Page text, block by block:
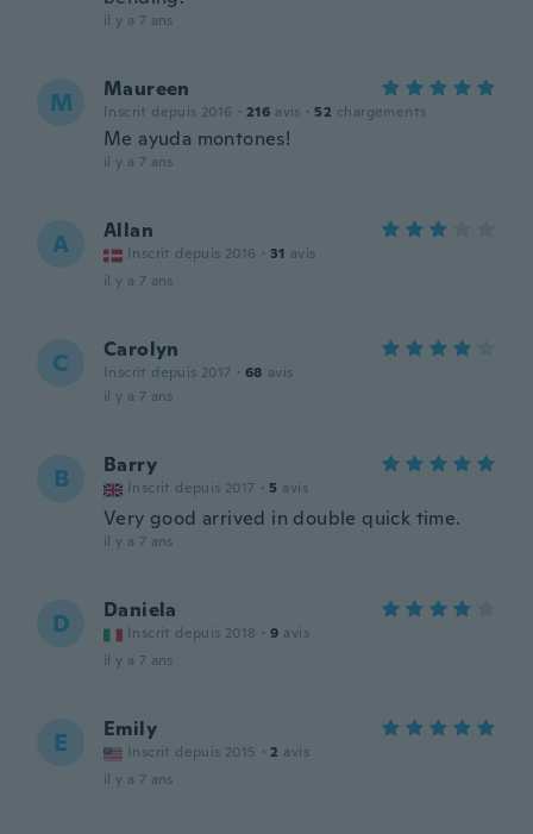
il y a 7 ans
M Maureen
Inscrit depuis 2016 · 216 avis · 52 chargements
Me ayuda montones!
il y a 7 ans
A Allan
Inscrit depuis 2016 · 31 avis
il y a 7 ans
C Carolyn
Inscrit depuis 2017 · 68 avis
il y a 7 ans
B Barry
Inscrit depuis 2017 · 5 avis
Very good arrived in double quick time.
il y a 7 ans
D Daniela
Inscrit depuis 2018 · 9 avis
il y a 7 ans
E Emily
Inscrit depuis 2015 · 2 avis
il y a 7 ans